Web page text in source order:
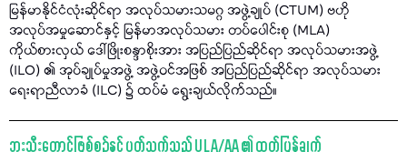
မြန်မာနိုင်ငံလုံးဆိုင်ရာ အလုပ်သမားသမဂ္ဂ အဖွဲ့ချုပ် (CTUM) ဗဟို
အလုပ်အမှုဆောင်နှင့် မြန်မာအလုပ်သမား တပ်ပေါင်းစု (MLA)
ကိုယ်စားလှယ် ဒေါ်ဖြိုးစန္ဒာစိုးအား အပြည်ပြည်ဆိုင်ရာ အလုပ်သမားအဖွဲ့
(ILO) ၏ အုပ်ချုပ်မှုအဖွဲ့ အဖွဲ့ဝင်အဖြစ် အပြည်ပြည်ဆိုင်ရာ အလုပ်သမား
ရေးရာညီလာခံ (ILC) ၌ ထပ်မံ ရွေးချယ်လိုက်သည်။